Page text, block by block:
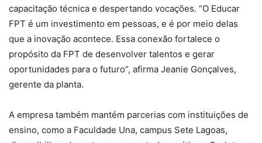
capacitação técnica e despertando vocações. “O Educar
FPT é um investimento em pessoas, e é por meio delas
que a inovação acontece. Essa conexão fortalece o
propósito da FPT de desenvolver talentos e gerar
oportunidades para o futuro”, afirma Jeanie Gonçalves,
gerente da planta.
A empresa também mantém parcerias com instituições de
ensino, como a Faculdade Una, campus Sete Lagoas,